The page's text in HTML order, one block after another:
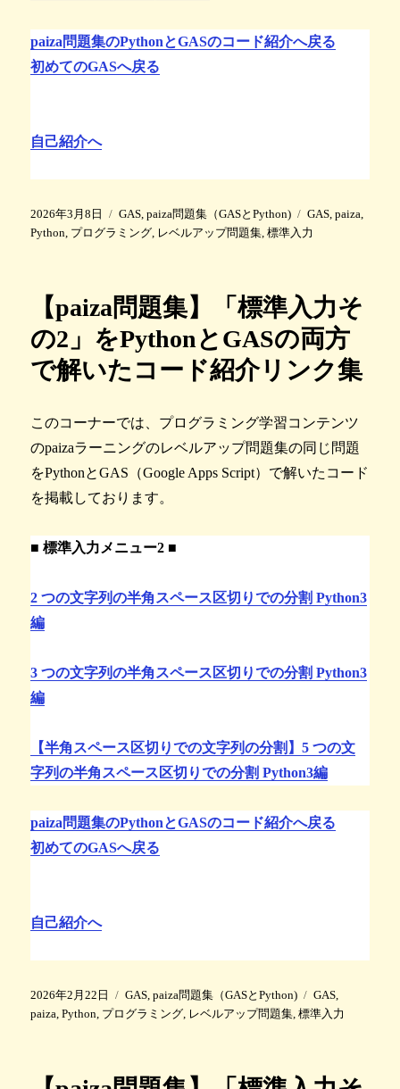
paiza問題集のPythonとGASのコード紹介へ戻る
初めてのGASへ戻る
自己紹介へ
投
稿
2026年3月8日
カ
テ
GAS,paiza問題集（GASとPython)
タ
グ
GAS,paiza,
Python, プログラミング, レベルアップ問題集,標準入力
【paiza問題集】「標準入力そ
の2」をPythonとGASの両方
で解いたコード紹介リンク集
このコーナーでは、プログラミング学習コンテンツ
のpaizaラーニングのレベルアップ問題集の同じ問題
をPythonとGAS（Google Apps Script）で解いたコード
を掲載しております。
■ 標準入力メニュー2 ■
2 つの文字列の半角スペース区切りでの分割 Python3
編
3 つの文字列の半角スペース区切りでの分割 Python3
編
【半角スペース区切りでの文字列の分割】5 つの文
字列の半角スペース区切りでの分割 Python3編
paiza問題集のPythonとGASのコード紹介へ戻る
初めてのGASへ戻る
自己紹介へ
投
稿
2026年2月22日
カ
テ
GAS,paiza問題集（GASとPython)
タ
グ
GAS,
paiza,Python, プログラミング, レベルアップ問題集,標準入力